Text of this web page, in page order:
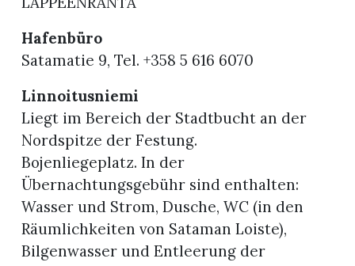
Hafenbüro
Satamatie 9, Tel. +358 5 616 6070
Linnoitusniemi
Liegt im Bereich der Stadtbucht an der
Nordspitze der Festung.
Bojenliegeplatz. In der
Übernachtungsgebühr sind enthalten:
Wasser und Strom, Dusche, WC (in den
Räumlichkeiten von Sataman Loiste),
Bilgenwasser und Entleerung der